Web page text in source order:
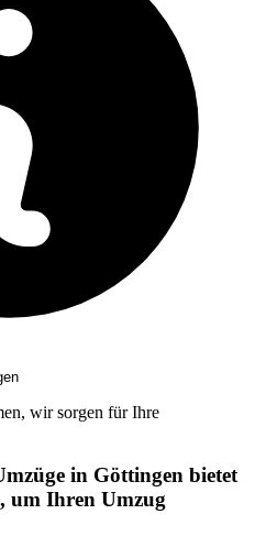
wir sorgen für Ihre
in Göttingen bietet
um Ihren Umzug